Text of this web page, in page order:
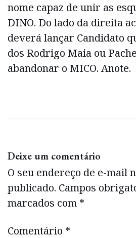
nome capaz de unir as
DINO. Do lado da direita
deverá lançar Candidato
dos Rodrigo Maia ou
abandonar o MICO. Anote.
Deixe um comentário
O seu endereço de e-mail
publicado. Campos
marcados com *
Comentário *